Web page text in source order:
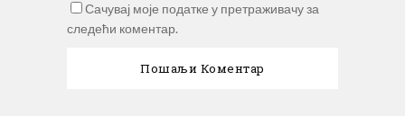
Сачувај моје податке у претраживачу за
следећи коментар.